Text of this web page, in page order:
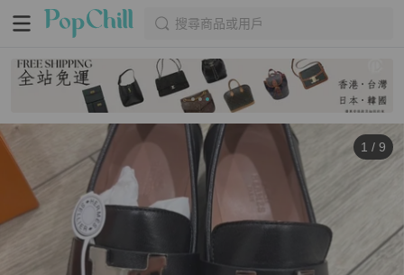
搜尋商品或用戶
1 / 9